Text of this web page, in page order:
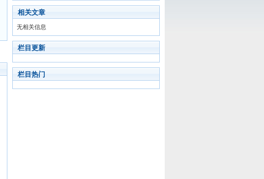
相关文章
无相关信息
栏目更新
栏目热门